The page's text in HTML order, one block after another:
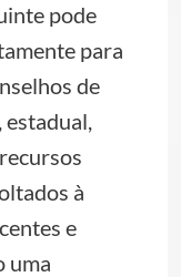
pode
para
de
à
e
uma